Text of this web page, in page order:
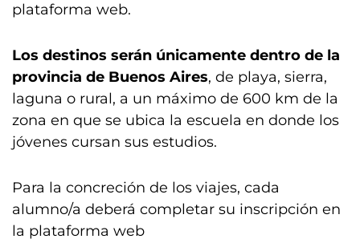
plataforma web.
Los destinos serán únicamente dentro de la
provincia de Buenos Aires, de playa, sierra,
laguna o rural, a un máximo de 600 km de la
zona en que se ubica la escuela en donde los
jóvenes cursan sus estudios.
Para la concreción de los viajes, cada
alumno/a deberá completar su inscripción en
la plataforma web